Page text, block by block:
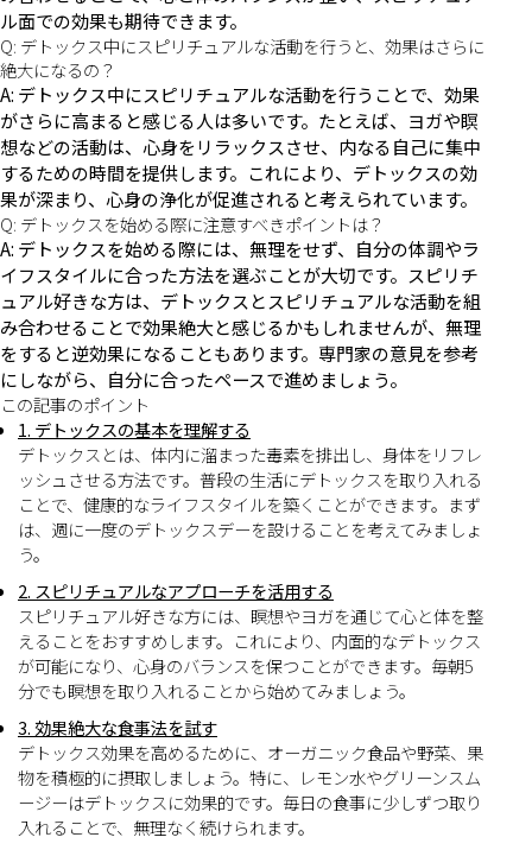
ル面での効果も期待できます。
Q: デトックス中にスピリチュアルな活動を行うと、効果はさらに
絶大になるの？
A: デトックス中にスピリチュアルな活動を行うことで、効果
がさらに高まると感じる人は多いです。たとえば、ヨガや瞑
想などの活動は、心身をリラックスさせ、内なる自己に集中
するための時間を提供します。これにより、デトックスの効
果が深まり、心身の浄化が促進されると考えられています。
Q: デトックスを始める際に注意すべきポイントは？
A: デトックスを始める際には、無理をせず、自分の体調やラ
イフスタイルに合った方法を選ぶことが大切です。スピリチ
ュアル好きな方は、デトックスとスピリチュアルな活動を組
み合わせることで効果絶大と感じるかもしれませんが、無理
をすると逆効果になることもあります。専門家の意見を参考
にしながら、自分に合ったペースで進めましょう。
この記事のポイント
1. デトックスの基本を理解する
デトックスとは、体内に溜まった毒素を排出し、身体をリフレ
ッシュさせる方法です。普段の生活にデトックスを取り入れる
ことで、健康的なライフスタイルを築くことができます。まず
は、週に一度のデトックスデーを設けることを考えてみましょ
う。
2. スピリチュアルなアプローチを活用する
スピリチュアル好きな方には、瞑想やヨガを通じて心と体を整
えることをおすすめします。これにより、内面的なデトックス
が可能になり、心身のバランスを保つことができます。毎朝5
分でも瞑想を取り入れることから始めてみましょう。
3. 効果絶大な食事法を試す
デトックス効果を高めるために、オーガニック食品や野菜、果
物を積極的に摂取しましょう。特に、レモン水やグリーンスム
ージーはデトックスに効果的です。毎日の食事に少しずつ取り
入れることで、無理なく続けられます。